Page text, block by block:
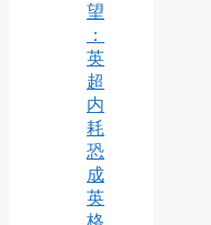
望
：
英
超
内
耗
恐
成
英
格